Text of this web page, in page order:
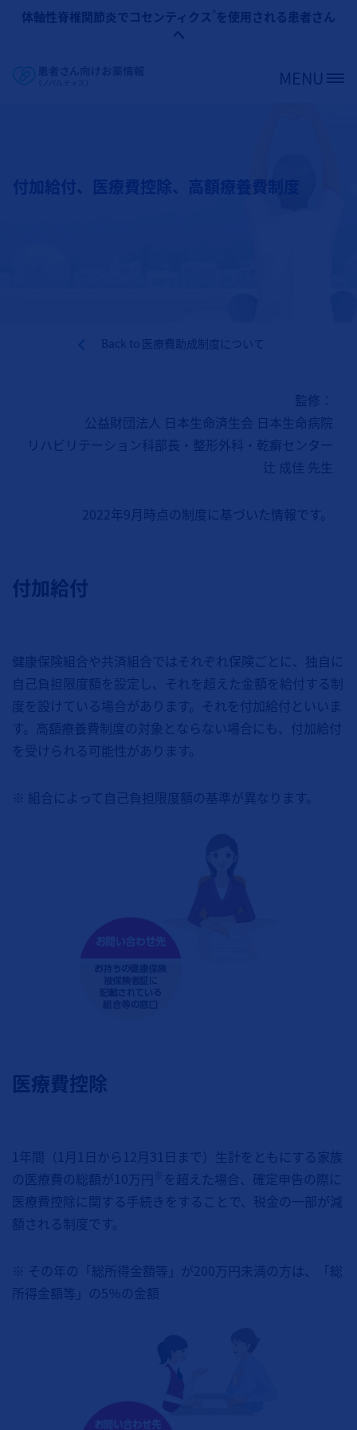
メインコンテンツに移動
体軸性脊椎関節炎でコセンティクス を使用される患者さん
へ
Site Logo MENU
付加給付、医療費控除、高額療養費制度
Back to 医療費助成制度について
監修：
公益財団法人 日本生命済生会 日本生命病院
リハビリテーション科部長・整形外科・乾癬センター
辻 成佳 先生
2022年9月時点の制度に基づいた情報です。
付加給付
健康保険組合や共済組合ではそれぞれ保険ごとに、独自に
自己負担限度額を設定し、それを超えた金額を給付する制
度を設けている場合があります。それを付加給付といいま
す。高額療養費制度の対象とならない場合にも、付加給付
を受けられる可能性があります。
※ 組合によって自己負担限度額の基準が異なります。
医療費控除
1年間（1月1日から12月31日まで）生計をともにする家族
の医療費の総額が10万円
を超えた場合、確定申告の際に
医療費控除に関する手続きをすることで、税金の一部が減
額される制度です。
※ その年の「総所得金額等」が200万円未満の方は、「総
所得金額等」の5％の金額